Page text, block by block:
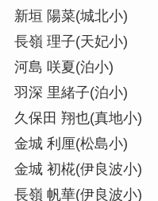
新垣 陽菜(城北小)
長嶺 理子(天妃小)
河島 咲夏(泊小)
羽深 里緒子(泊小)
久保田 翔也(真地小)
金城 利厘(松島小)
金城 初椛(伊良波小)
長嶺 帆華(伊良波小)